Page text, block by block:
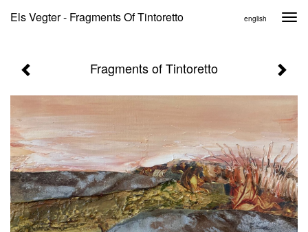
Els Vegter - Fragments Of Tintoretto english
Fragments of Tintoretto